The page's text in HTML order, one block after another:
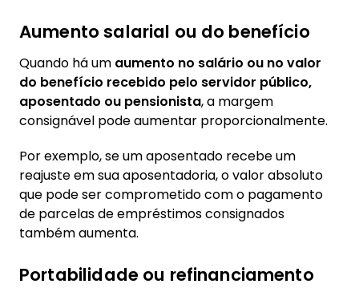
Aumento salarial ou do benefício
Quando há um aumento no salário ou no valor
do benefício recebido pelo servidor público,
aposentado ou pensionista, a margem
consignável pode aumentar proporcionalmente.
Por exemplo, se um aposentado recebe um
reajuste em sua aposentadoria, o valor absoluto
que pode ser comprometido com o pagamento
de parcelas de empréstimos consignados
também aumenta.
Portabilidade ou refinanciamento